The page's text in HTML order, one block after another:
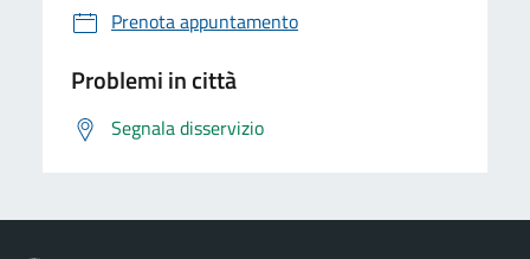
Prenota appuntamento
Problemi in città
Segnala disservizio